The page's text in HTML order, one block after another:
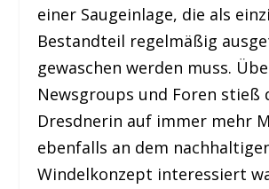
einer Saugeinlage, die als
Bestandteil regelmäßig
gewaschen werden muss.
Newsgroups und Foren stieß
Dresdnerin auf immer mehr
ebenfalls an dem
Windelkonzept interessiert